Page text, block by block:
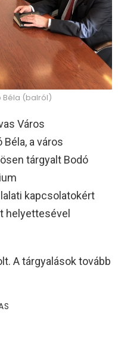
Béla (balról)
Város
a város
tárgyalt Bodó
kapcsolatokért
helyettesével
A tárgyalások tovább